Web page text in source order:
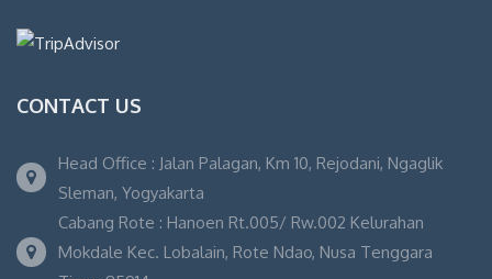
CONTACT US
Head Office : Jalan Palagan, Km 10, Rejodani, Ngaglik
Sleman, Yogyakarta
Cabang Rote : Hanoen Rt.005/ Rw.002 Kelurahan
Mokdale Kec. Lobalain, Rote Ndao, Nusa Tenggara